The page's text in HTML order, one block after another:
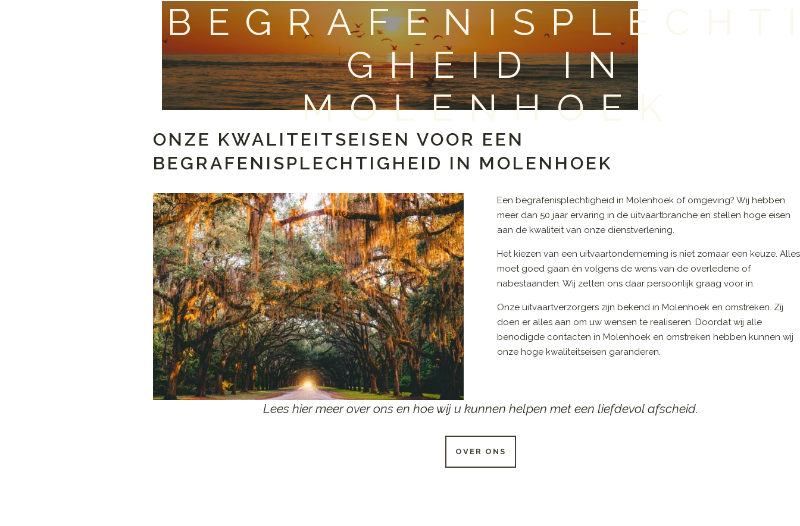
GHEID IN
MOLENHOEK
ONZE KWALITEITSEISEN VOOR EEN
BEGRAFENISPLECHTIGHEID IN MOLENHOEK
Een begrafenisplechtigheid in Molenhoek of omgeving? Wij hebben
meer dan 50 jaar ervaring in de uitvaartbranche en stellen hoge eisen
aan de kwaliteit van onze dienstverlening.
Het kiezen van een uitvaartonderneming is niet zomaar een keuze. Alles
moet goed gaan én volgens de wens van de overledene of
nabestaanden. Wij zetten ons daar persoonlijk graag voor in.
Onze uitvaartverzorgers zijn bekend in Molenhoek en omstreken. Zij
doen er alles aan om uw wensen te realiseren. Doordat wij alle
benodigde contacten in Molenhoek en omstreken hebben kunnen wij
onze hoge kwaliteitseisen garanderen.
Lees hier meer over ons en hoe wij u kunnen helpen met een liefdevol afscheid.
OVER ONS